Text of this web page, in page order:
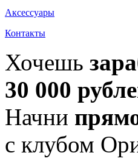
Аксессуары
Контакты
Хочешь
30 000
Начни
с клубом